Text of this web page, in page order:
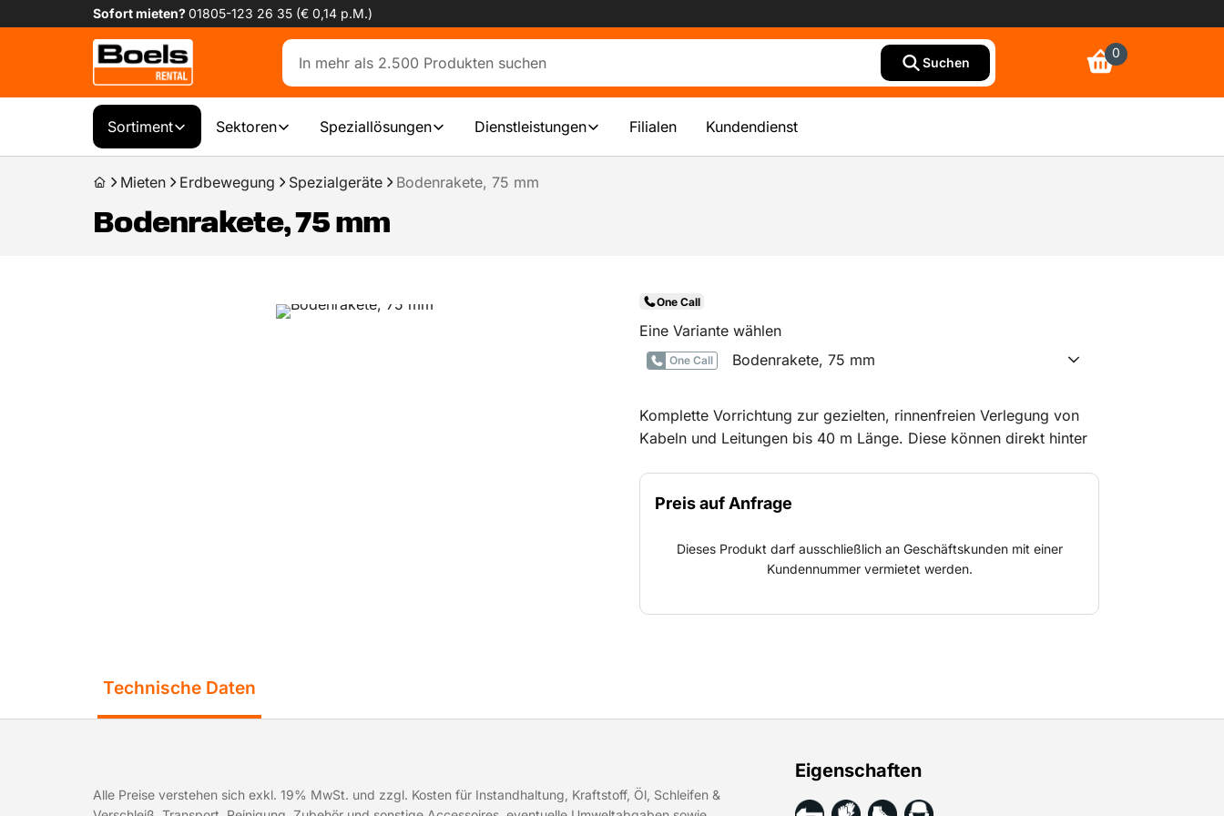
Sofort mieten?01805-123 26 35 (€ 0,14 p.M.)
Suchen
0
Sortiment Sektoren Speziallösungen Dienstleistungen Filialen Kundendienst
Mieten Erdbewegung Spezialgeräte Bodenrakete, 75 mm
Bodenrakete, 75 mm
One Call
Komplette Vorrichtung zur gezielten, rinnenfreien Verlegung von
Kabeln und Leitungen bis 40 m Länge. Diese können direkt hinter
werden.
Preis auf Anfrage
Dieses Produkt darf ausschließlich an Geschäftskunden mit einer
Kundennummer vermietet werden.
Eine Variante wählen
One Call Bodenrakete, 75 mm
Technische Daten
Eigenschaften
Alle Preise verstehen sich exkl. 19% MwSt. und zzgl. Kosten für Instandhaltung, Kraftstoff, Öl, Schleifen &